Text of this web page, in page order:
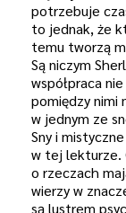
potrzebuje
to jednak, że
temu tworzą
Są niczym
współpraca
pomiędzy nimi
w jednym ze
Sny i
w tej lekturze.
o rzeczach
wierzy w
są lustrem